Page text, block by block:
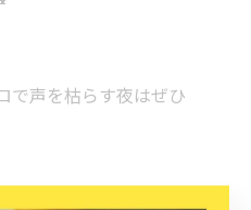
で声を枯らす夜はぜひ
ビル1階